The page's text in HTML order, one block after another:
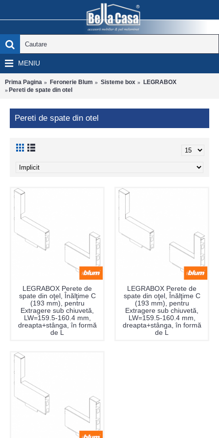
MENIU
Prima Pagina Feronerie Blum Sisteme box
LEGRABOX
Pereti de spate din otel
Pereti de spate din otel
LEGRABOX Perete de
spate din oţel, Înălţime C
(193 mm), pentru
Extragere sub chiuvetă,
LW=159.5-160.4 mm,
dreapta+stânga, în formă
de L
LEGRABOX Perete de
spate din oţel, Înălţime C
(193 mm), pentru
Extragere sub chiuvetă,
LW=159.5-160.4 mm,
dreapta+stânga, în formă
de L